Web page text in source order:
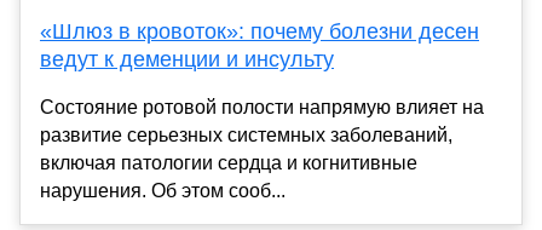
«Шлюз в кровоток»: почему болезни десен
ведут к деменции и инсульту
Состояние ротовой полости напрямую влияет на
развитие серьезных системных заболеваний,
включая патологии сердца и когнитивные
нарушения. Об этом сооб...